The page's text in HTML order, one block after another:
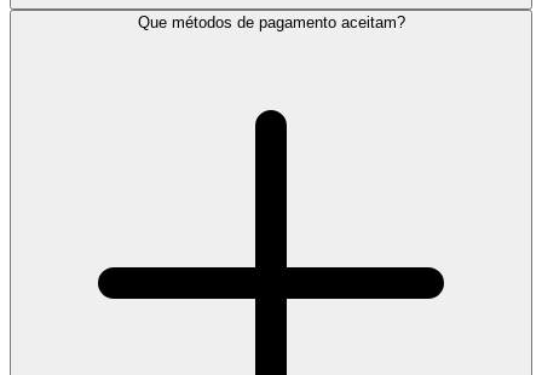
Que métodos de pagamento aceitam?